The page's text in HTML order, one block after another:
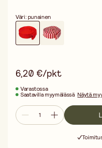
Kudosputkitrikoo on yksi
päiväkodeissa, kouluissa ja
pehmeä, värikäs ja helppo
avulla syntyy nopeasti
solmi toinen pää kiinni hatuksi.
muotoile pää ja vartalo
kuten silmät, parta ja
tekstiililiimalla.
Minkä leveyden valita? 30
joulukoristeisiin ja erilaisiin
volyymia suurempiin
Kudosputkitrikoo kiinnitetään
tekstiililiimalla tai solmimalla.
Väri: punainen
6,20 €/pkt
Varastossa
Saatavilla myymälässä Näytä